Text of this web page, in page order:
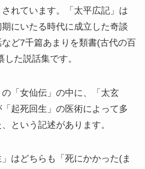
れています。「太平広記」は
にいたる時代に成立した奇談
ど7千篇あまりを類書(古代の百
た説話集です。
「女仙伝」の中に、「太玄
起死回生」の医術によって多
という記述があります。
」はどちらも「死にかかった(ま